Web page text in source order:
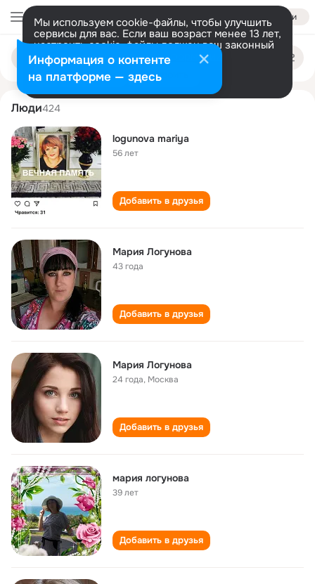
Войти
Мы используем cookie-файлы, чтобы улучшить
сервисы для вас. Если ваш возраст менее 13 лет,
настроить cookie-файлы должен ваш законный
представитель. Больше информации
Разрешить все Настроить
Поиск
людям
mariya logunova
Люди424
logunova mariya
56 лет
Добавить в друзья
Мария Логунова
43 года
Добавить в друзья
Мария Логунова
24 года, Москва
Добавить в друзья
мария логунова
39 лет
Добавить в друзья
Информация о контенте
на платформе — здесь